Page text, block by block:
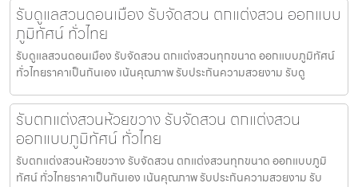
รับดูแลสวนดอนเมือง รับจัดสวน ตกแต่งสวน ออกแบบ
ภูมิทัศน์ ทั่วไทย
รับดูแลสวนดอนเมือง รับจัดสวน ตกแต่งสวนทุกขนาด ออกแบบภูมิทัศน์
ทั่วไทยราคาเป็นกันเอง เน้นคุณภาพ รับประกันความสวยงาม รับดู
รับตกแต่งสวนห้วยขวาง รับจัดสวน ตกแต่งสวน
ออกแบบภูมิทัศน์ ทั่วไทย
รับตกแต่งสวนห้วยขวาง รับจัดสวน ตกแต่งสวนทุกขนาด ออกแบบภูมิ
ทัศน์ ทั่วไทยราคาเป็นกันเอง เน้นคุณภาพ รับประกันความสวยงาม รับ